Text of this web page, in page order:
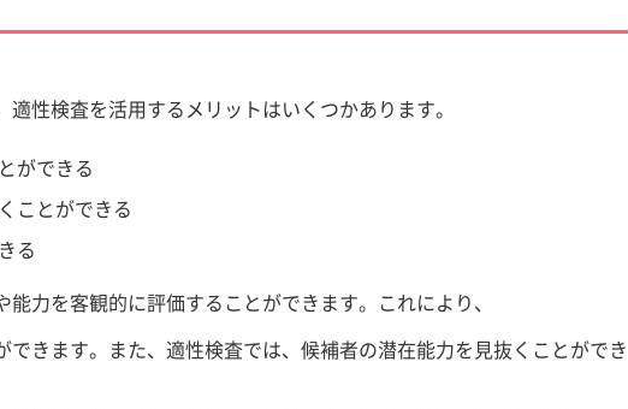
性検査を活用するメリットはいくつかあります。
ができる
ことができる
る
力を客観的に評価することができます。これにより、
できます。また、適性検査では、候補者の潜在能力を見抜くことができ